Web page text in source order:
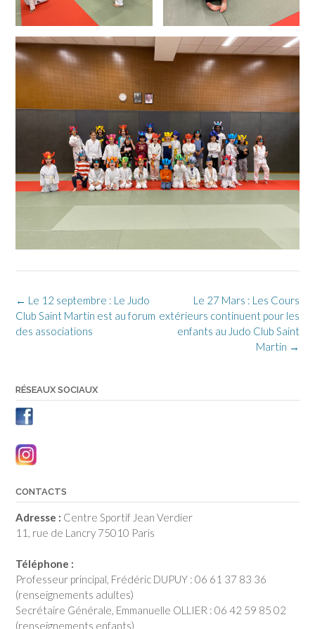
Post
navigation
Le 27 Mars : Les Cours
extérieurs continuent pour les
enfants au Judo Club Saint
Martin →
← Le 12 septembre : Le Judo
Club Saint Martin est au forum
des associations
RÉSEAUX SOCIAUX
CONTACTS
Adresse : Centre Sportif Jean Verdier
11, rue de Lancry 75010 Paris
Téléphone :
Professeur principal, Frédéric DUPUY : 06 61 37 83 36
(renseignements adultes)
Secrétaire Générale, Emmanuelle OLLIER : 06 42 59 85 02
(renseignements enfants)